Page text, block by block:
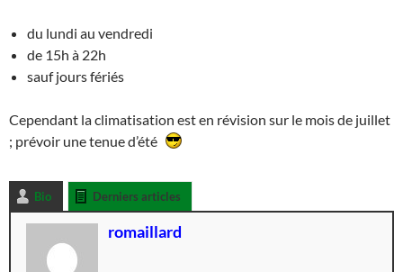
du lundi au vendredi
de 15h à 22h
sauf jours fériés
Cependant la climatisation est en révision sur le mois de juillet
; prévoir une tenue d’été
Bio Derniers articles
romaillard